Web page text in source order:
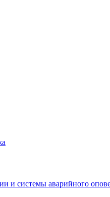
и системы аварийного